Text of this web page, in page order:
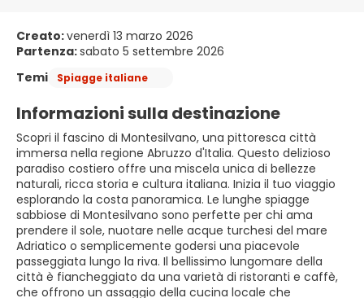
Creato:venerdì 13 marzo 2026
Partenza:sabato 5 settembre 2026
Temi
Spiagge italiane
Informazioni sulla destinazione
Scopri il fascino di Montesilvano, una pittoresca città
immersa nella regione Abruzzo d'Italia. Questo delizioso
paradiso costiero offre una miscela unica di bellezze
naturali, ricca storia e cultura italiana. Inizia il tuo viaggio
esplorando la costa panoramica. Le lunghe spiagge
sabbiose di Montesilvano sono perfette per chi ama
prendere il sole, nuotare nelle acque turchesi del mare
Adriatico o semplicemente godersi una piacevole
passeggiata lungo la riva. Il bellissimo lungomare della
città è fiancheggiato da una varietà di ristoranti e caffè,
che offrono un assaggio della cucina locale che